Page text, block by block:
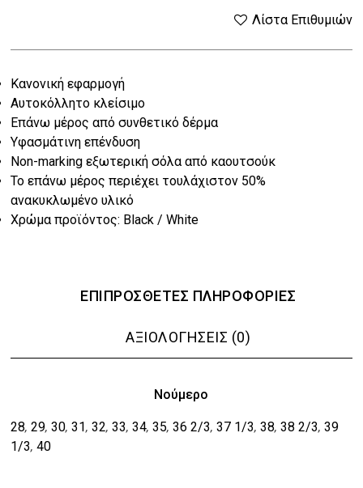
was:
€45.00.
τιμή
είναι:
€36.00.
Κανονική εφαρμογή
Αυτοκόλλητο κλείσιμο
Επάνω μέρος από συνθετικό δέρμα
Υφασμάτινη επένδυση
Non-marking εξωτερική σόλα από καουτσούκ
Το επάνω μέρος περιέχει τουλάχιστον 50%
ανακυκλωμένο υλικό
Χρώμα προϊόντος: Black / White
Λίστα Επιθυμιών
ΕΠΙΠΡΌΣΘΕΤΕΣ ΠΛΗΡΟΦΟΡΊΕΣ
ΑΞΙΟΛΟΓΉΣΕΙΣ (0)
Νούμερο
28,29,30,31,32,33,34,35,36 2/3,37 1/3,38,38 2/3,39
1/3,40